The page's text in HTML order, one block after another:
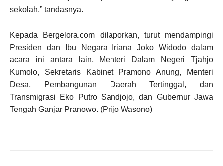
sekolah,” tandasnya.
Kepada Bergelora.com dilaporkan, turut mendampingi
Presiden dan Ibu Negara Iriana Joko Widodo dalam
acara ini antara lain, Menteri Dalam Negeri Tjahjo
Kumolo, Sekretaris Kabinet Pramono Anung, Menteri
Desa, Pembangunan Daerah Tertinggal, dan
Transmigrasi Eko Putro Sandjojo, dan Gubernur Jawa
Tengah Ganjar Pranowo. (Prijo Wasono)